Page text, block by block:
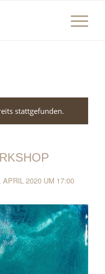
stattgefunden.
APRIL 2020 UM 17:00